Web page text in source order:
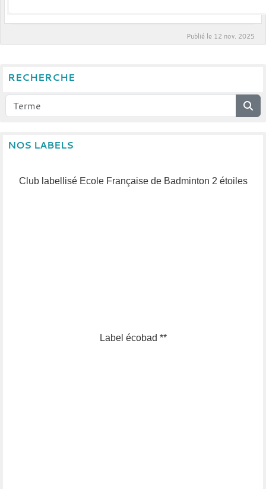
Publié le 12 nov. 2025
RECHERCHE
NOS LABELS
Club labellisé Ecole Française de Badminton 2 étoiles
Label écobad **